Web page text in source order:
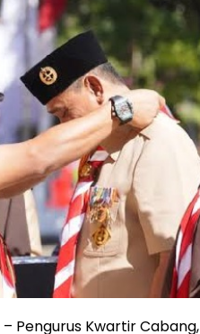
– Pengurus Kwartir Cabang,